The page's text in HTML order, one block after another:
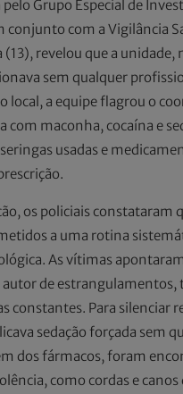
Grupo Especial de
conjunto com a Vigilância
revelou que a unidade,
sem qualquer
local, a equipe flagrou o
com maconha, cocaína e
usadas e
os policiais constataram
a uma rotina
As vítimas
de estrangulamentos,
constantes. Para silenciar
sedação forçada sem
dos fármacos, foram
como cordas e canos